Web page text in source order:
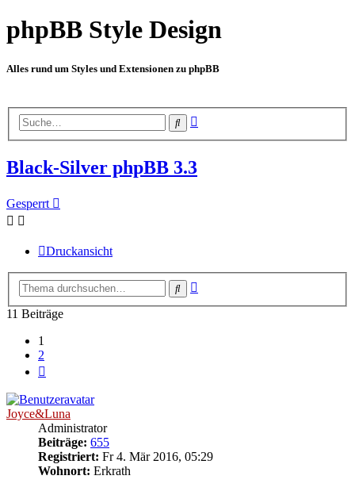
phpBB Style Design
Alles rund um Styles und Extensionen zu phpBB
Suche
Black-Silver phpBB 3.3
Gesperrt
Druckansicht
Suche
11 Beiträge
1
2
Joyce&Luna
Administrator
Beiträge: 655
Registriert: Fr 4. Mär 2016, 05:29
Wohnort: Erkrath